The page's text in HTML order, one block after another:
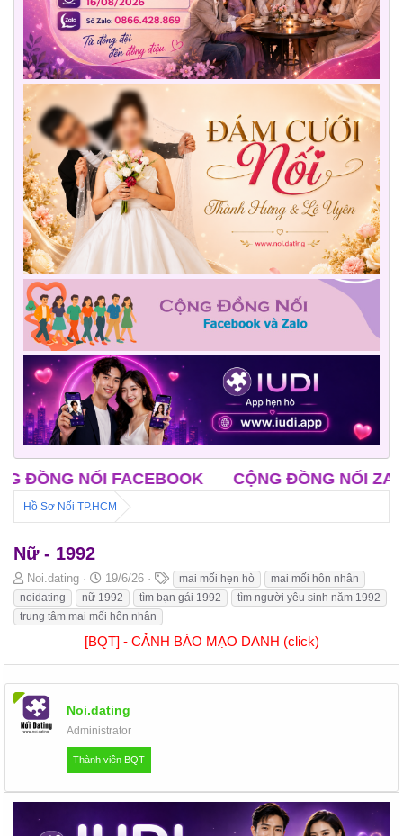
NỐI FACEBOOK CỘNG ĐỒNG NỐI ZALO
Hồ Sơ Nối TP.HCM
Nữ - 1992
B
ắ
t
đ
Noi.dating
N
g
à
y
b
ầ
19/6/26
T
h
ẻ
mai mối hẹn hò
mai mối hôn nhân
noidating
nữ 1992 tìm bạn gái 1992
tìm người yêu sinh năm 1992
trung tâm mai mối hôn nhân
[BQT] - CẢNH BÁO MẠO DANH (click)
Noi.dating
Administrator
Thành viên BQT